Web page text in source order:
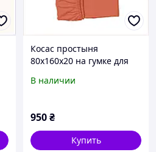
Косас простыня
80х160х20 на гумке для
85X64249A
В наличии
950₴
Купить